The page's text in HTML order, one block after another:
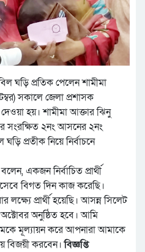
ঘড়ি প্রতিক পেলেন শামীমা
সকালে জেলা প্রশাসক
হয়। শামীমা আক্তার ঝিনু
সংরক্ষিত ২নং আসনের ২নং
প্রতীক নিয়ে নির্বাচনে
একজন নির্বাচিত প্রার্থী
বিগত দিন কাজ করেছি।
প্রার্থী হয়েছি। আসন্ন সিলেট
অনুষ্ঠিত হবে। আমি
মূল্যায়ন করে আপনারা আমাকে
বিজয়ী করবেন।বিজ্ঞপ্তি